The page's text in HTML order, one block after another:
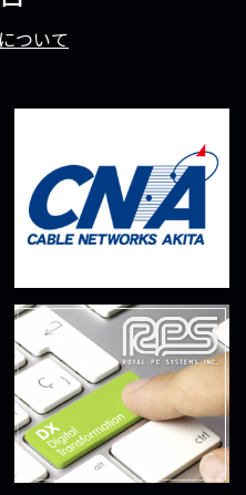
ついて